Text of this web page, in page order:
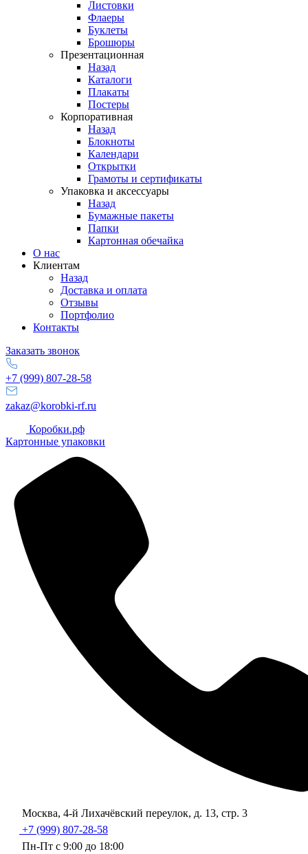
Листовки
Флаеры
Буклеты
Брошюры
Презентационная
Назад
Каталоги
Плакаты
Постеры
Корпоративная
Назад
Блокноты
Календари
Открытки
Грамоты и сертификаты
Упаковка и аксессуары
Назад
Бумажные пакеты
Папки
Картонная обечайка
О нас
Клиентам
Назад
Доставка и оплата
Отзывы
Портфолио
Контакты
Заказать звонок
+7 (999) 807-28-58
zakaz@korobki-rf.ru
Коробки.рф
Картонные упаковки
Москва, 4-й Лихачёвский переулок, д. 13, стр. 3
+7 (999) 807-28-58
Пн-Пт с 9:00 до 18:00